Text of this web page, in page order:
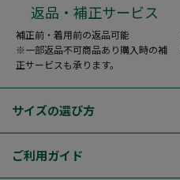
返品・補正サービス
補正前・着用前の返品可能
※一部返品不可商品あり購入時の補
正サービスも承ります。
サイズの選び方
ご利用ガイド